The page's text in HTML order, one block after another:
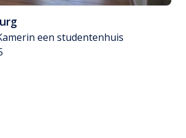
in een studentenhuis